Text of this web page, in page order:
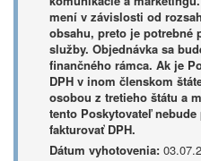
mení v závislosti od
obsahu, preto je potrebné
služby. Objednávka sa
finančného rámca. Ak je
DPH v inom členskom
osobou z tretieho štátu a
tento Poskytovateľ
fakturovať DPH.
Dátum vyhotovenia: